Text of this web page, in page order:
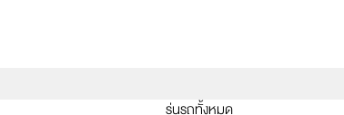
รุ่นรถทั้งหมด
เพื่อรับโปรตรงใจคุณ